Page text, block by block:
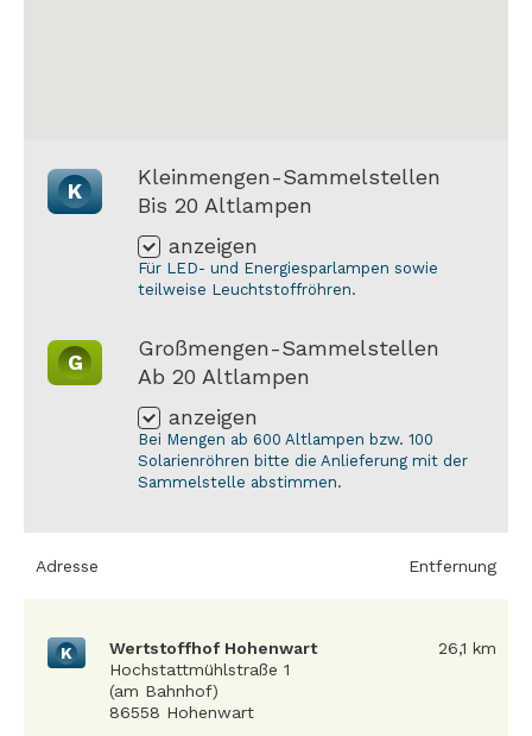
K
Kleinmengen-Sammelstellen
Bis 20 Altlampen
anzeigen
Für LED- und Energiesparlampen sowie
teilweise Leuchtstoffröhren.
G
Großmengen-Sammelstellen
Ab 20 Altlampen
anzeigen
Bei Mengen ab 600 Altlampen bzw. 100
Solarienröhren bitte die Anlieferung mit der
Sammelstelle abstimmen.
Adresse Entfernung
K
Wertstoffhof Hohenwart
Hochstattmühlstraße 1
(am Bahnhof)
86558 Hohenwart
26,1 km